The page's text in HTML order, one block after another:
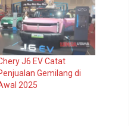
J6 EV Catat
Gemilang di
2025